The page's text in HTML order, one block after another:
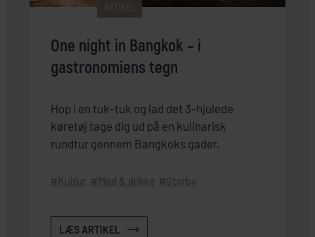
ARTIKEL
One night in Bangkok – i
gastronomiens tegn
Hop i en tuk-tuk og lad det 3-hjulede
køretøj tage dig ud på en kulinarisk
rundtur gennem Bangkoks gader.
Kultur Mad & drikke Storby
LÆS ARTIKEL